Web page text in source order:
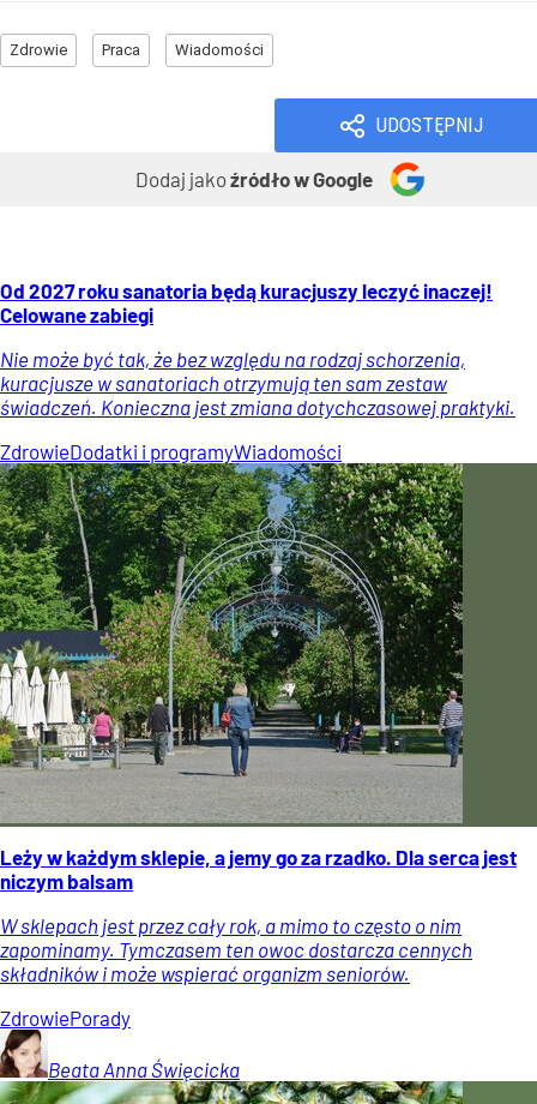
Zdrowie Praca Wiadomości
UDOSTĘPNIJ
Dodaj jakoźródło w Google
Od 2027 roku sanatoria będą kuracjuszy leczyć inaczej!
Celowane zabiegi
Nie może być tak, że bez względu na rodzaj schorzenia,
kuracjusze w sanatoriach otrzymują ten sam zestaw
świadczeń. Konieczna jest zmiana dotychczasowej praktyki.
ZdrowieDodatki i programyWiadomości
Leży w każdym sklepie, a jemy go za rzadko. Dla serca jest
niczym balsam
W sklepach jest przez cały rok, a mimo to często o nim
zapominamy. Tymczasem ten owoc dostarcza cennych
składników i może wspierać organizm seniorów.
ZdrowiePorady
Beata Anna Święcicka